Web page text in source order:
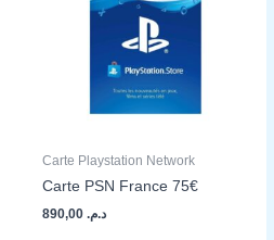
Carte Playstation Network
Carte PSN France 75€
د.م.